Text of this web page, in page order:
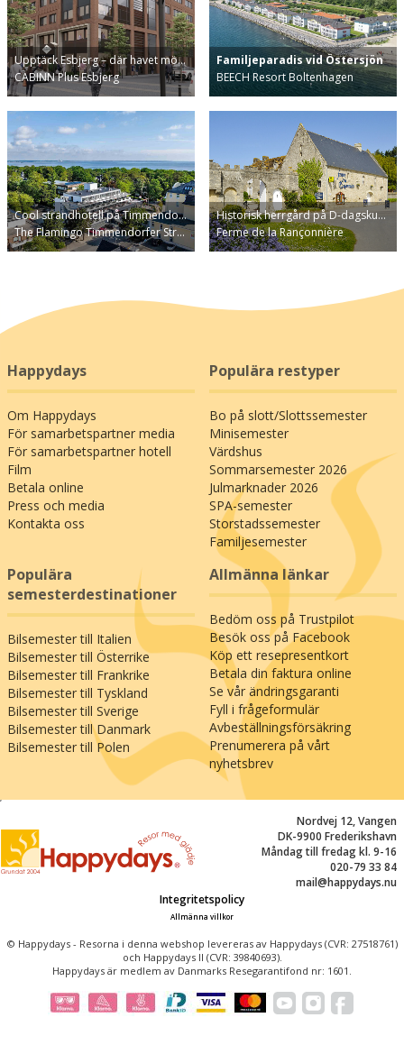
Upptäck Esbjerg – där havet mö…
CABINN Plus Esbjerg
Familjeparadis vid Östersjön
BEECH Resort Boltenhagen
Cool strandhotell på Timmendo…
The Flamingo Timmendorfer Str…
Historisk herrgård på D-dagsku…
Ferme de la Rançonnière
Happydays
Om Happydays
För samarbetspartner media
För samarbetspartner hotell
Film
Betala online
Press och media
Kontakta oss
Populära restyper
Bo på slott/Slottssemester
Minisemester
Värdshus
Sommarsemester 2026
Julmarknader 2026
SPA-semester
Storstadssemester
Familjesemester
Populära
semesterdestinationer
Bilsemester till Italien
Bilsemester till Österrike
Bilsemester till Frankrike
Bilsemester till Tyskland
Bilsemester till Sverige
Bilsemester till Danmark
Bilsemester till Polen
Allmänna länkar
Bedöm oss på Trustpilot
Besök oss på Facebook
Köp ett resepresentkort
Betala din faktura online
Se vår ändringsgaranti
Fyll i frågeformulär
Avbeställningsförsäkring
Prenumerera på vårt
nyhetsbrev
Nordvej 12, Vangen
DK-9900 Frederikshavn
Måndag till fredag kl. 9-16
020-79 33 84
mail@happydays.nu
Integritetspolicy
Allmänna villkor
© Happydays - Resorna i denna webshop levereras av Happydays (CVR: 27518761)
och Happydays II (CVR: 39840693).
Happydays är medlem av Danmarks Resegarantifond nr: 1601.